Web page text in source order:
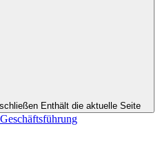
Enthält die aktuelle Seite